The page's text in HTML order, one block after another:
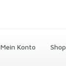
Mein Konto Shop